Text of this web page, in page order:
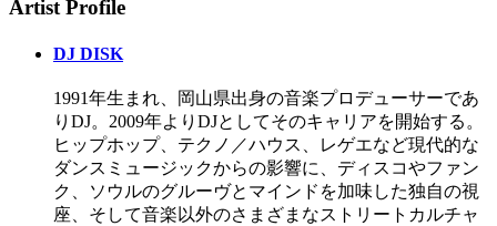
Artist Profile
DJ DISK
1991年生まれ、岡山県出身の音楽プロデューサーであ
りDJ。2009年よりDJとしてそのキャリアを開始する。
ヒップホップ、テクノ／ハウス、レゲエなど現代的な
ダンスミュージックからの影響に、ディスコやファン
ク、ソウルのグルーヴとマインドを加味した独自の視
座、そして音楽以外のさまざまなストリートカルチャ